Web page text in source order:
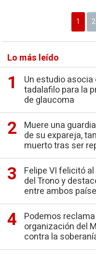
1 2
Lo más leído
Un estudio
tadalafilo para la
de glaucoma
Muere una
de su expareja,
muerto tras ser
Felipe VI felicitó
del Trono y
entre ambos
Podemos
organización del
contra la